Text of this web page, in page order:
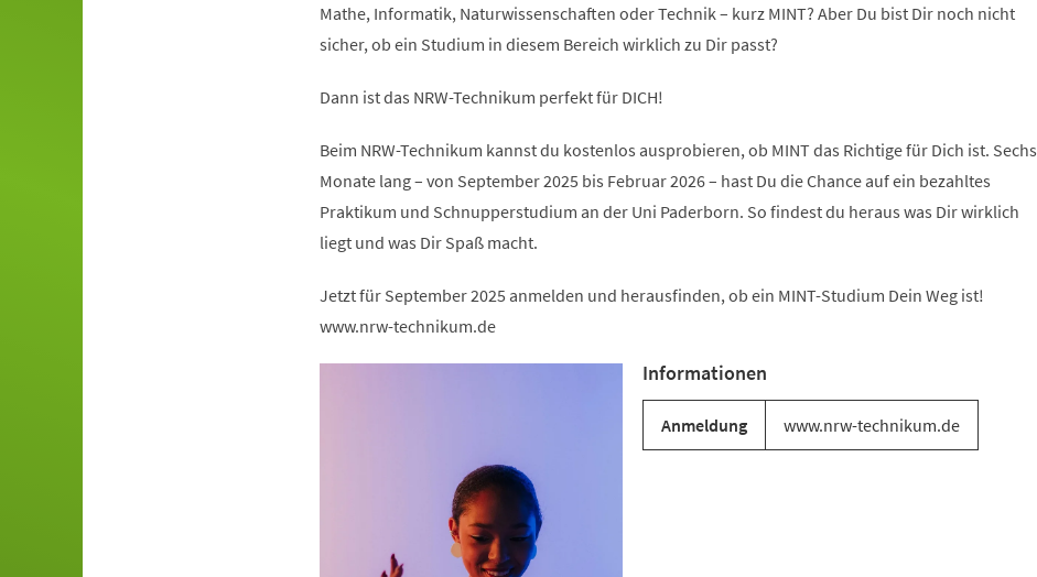
Mathe, Informatik, Naturwissenschaften oder Technik – kurz MINT? Aber Du bist Dir noch nicht
sicher, ob ein Studium in diesem Bereich wirklich zu Dir passt?
Dann ist das NRW-Technikum perfekt für DICH!
Beim NRW-Technikum kannst du kostenlos ausprobieren, ob MINT das Richtige für Dich ist. Sechs
Monate lang – von September 2025 bis Februar 2026 – hast Du die Chance auf ein bezahltes
Praktikum und Schnupperstudium an der Uni Paderborn. So findest du heraus was Dir wirklich
liegt und was Dir Spaß macht.
Jetzt für September 2025 anmelden und herausfinden, ob ein MINT-Studium Dein Weg ist!
www.nrw-technikum.de
Informationen
Anmeldung www.nrw-technikum.de